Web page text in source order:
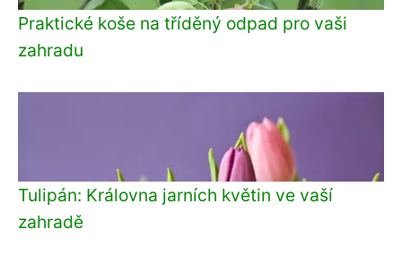
Praktické koše na tříděný odpad pro vaši
zahradu
Tulipán: Královna jarních květin ve vaší
zahradě